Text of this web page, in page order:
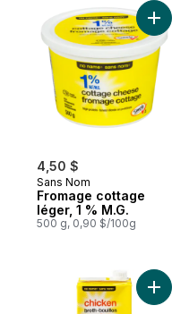
4,50 $
Sans Nom
Fromage cottage
léger, 1 % M.G.
500 g, 0,90 $/100g